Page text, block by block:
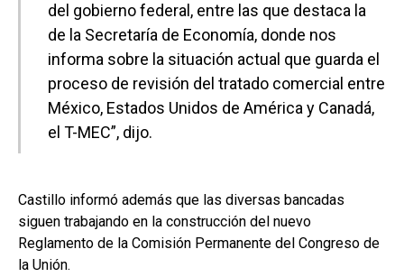
del gobierno federal, entre las que destaca la
de la Secretaría de Economía, donde nos
informa sobre la situación actual que guarda el
proceso de revisión del tratado comercial entre
México, Estados Unidos de América y Canadá,
el T-MEC”, dijo.
Castillo informó además que las diversas bancadas
siguen trabajando en la construcción del nuevo
Reglamento de la Comisión Permanente del Congreso de
la Unión.